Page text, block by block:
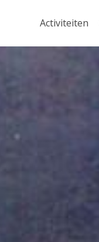
Activiteiten